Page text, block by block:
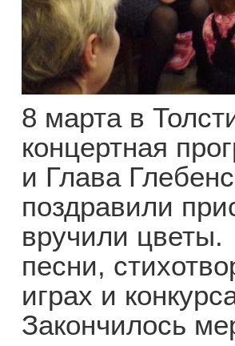
8 марта в
концертная
и Глава
поздравили
вручили цветы.
песни,
играх и
Закончилось